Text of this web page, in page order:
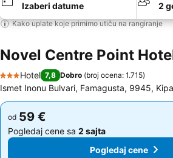
Izaberi datume 2
Kako uplate koje primimo utiču na rangiranje
Novel Centre Point
3 Zvezdice
Hotel 7,8 Dobro (broj ocena: 1.715)
Ismet Inonu Bulvari, Famagusta, 9945,
od 59 €
Pogledaj cene sa 2 sajta
Pogledaj cene
od 59 €
Pogledaj cene sa 2 sajta
Pogledaj cene